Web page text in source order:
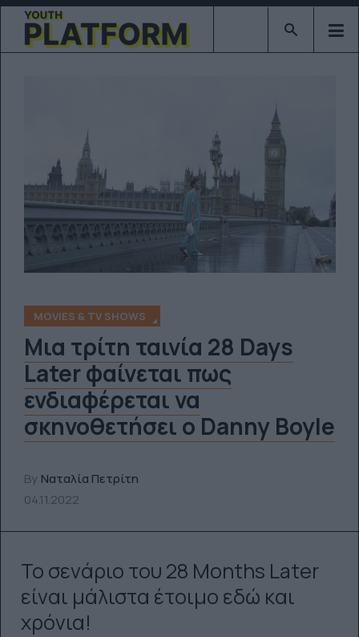
Type 2 or
MOVIES & TV SHOWS
Μια τρίτη ταινία 28 Days
Later φαίνεται πως
ενδιαφέρεται να
σκηνοθετήσει ο Danny Boyle
By Ναταλία Πετρίτη
04.11.2022
Το σενάριο του 28 Months Later
είναι μάλιστα έτοιμο εδώ και
χρόνια!